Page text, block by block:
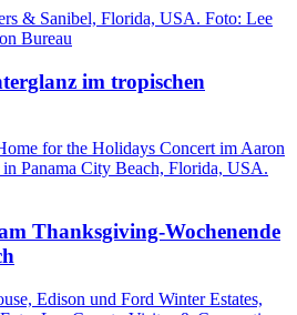
im tropischen
Thanksgiving-Wochenende